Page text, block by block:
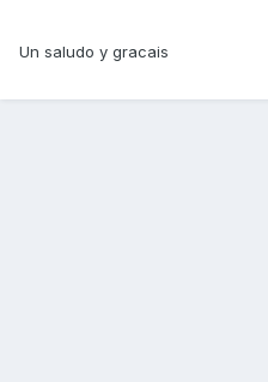
Un saludo y gracais